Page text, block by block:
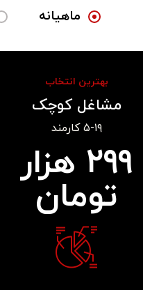
ماهیانه
بهترین انتخاب
مشاغل کوچک
۵-۱۹ کارمند
۲۹۹ هزار
تومان